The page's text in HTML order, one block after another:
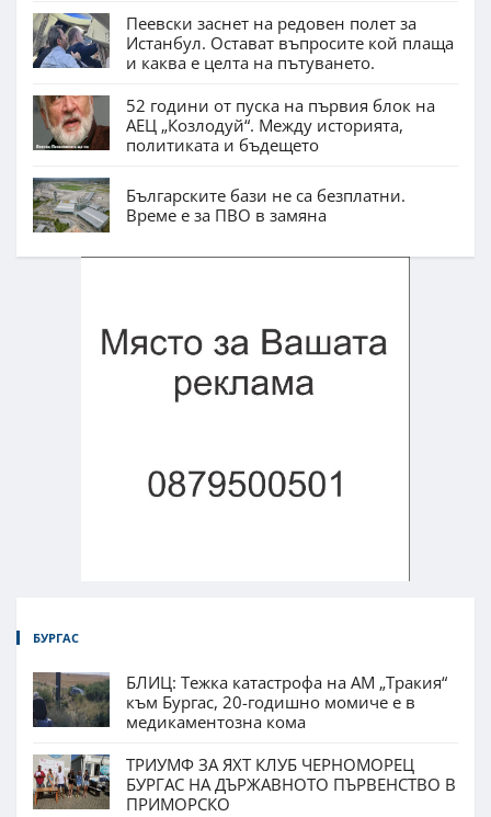
Пеевски заснет на редовен полет за
Истанбул. Остават въпросите кой плаща
и каква е целта на пътуването.
52 години от пуска на първия блок на
АЕЦ „Козлодуй“. Между историята,
политиката и бъдещето
Българските бази не са безплатни.
Време е за ПВО в замяна
БУРГАС
БЛИЦ: Тежка катастрофа на АМ „Тракия“
към Бургас, 20-годишно момиче е в
медикаментозна кома
ТРИУМФ ЗА ЯХТ КЛУБ ЧЕРНОМОРЕЦ
БУРГАС НА ДЪРЖАВНОТО ПЪРВЕНСТВО В
ПРИМОРСКО